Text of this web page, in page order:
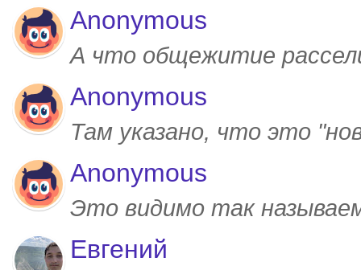
Anonymous
А что общежитие
Anonymous
Там указано, что это
Anonymous
Это видимо так
Евгений